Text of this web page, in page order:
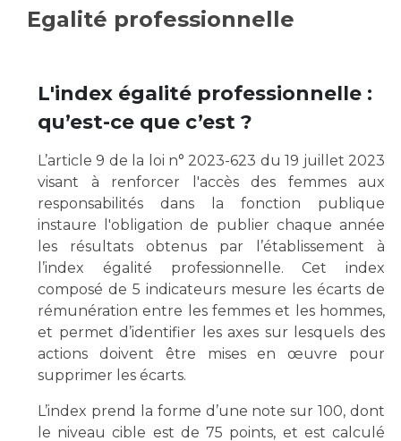
Tarifs
Vous avez un examen d'imagerie ou de radiologie
Vous avez une analyse à réaliser
Vous venez en consultation
myaphm, votre espace santé en ligne
Infos COVID-19
Vivre ensemble à l'hôpital
Culture à l'hôpital
Laïcité et cultes
Les associations
Salon des familles
Emploi / formation
Emplois administratifs
Emplois médicaux
Espace Formation
Étudiants hospitaliers
Emplois techniques et médico-techniques
Emplois divers
Emplois socio-éducatifs
Statuts
Stages paramédicaux
Chercheurs
Les structures de recherche
Egalité professionnelle
L'index égalité professionnelle :
qu’est-ce que c’est ?
L’article 9 de la loi n° 2023-623 du 19 juillet 2023
visant à renforcer l'accès des femmes aux
responsabilités dans la fonction publique
instaure l'obligation de publier chaque année
les résultats obtenus par l’établissement à
l’index égalité professionnelle. Cet index
composé de 5 indicateurs mesure les écarts de
rémunération entre les femmes et les hommes,
et permet d’identifier les axes sur lesquels des
actions doivent être mises en œuvre pour
supprimer les écarts.
L’index prend la forme d’une note sur 100, dont
le niveau cible est de 75 points, et est calculé